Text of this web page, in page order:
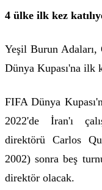
4 ülke ilk kez
Yeşil Burun
Dünya Kupası'na ilk
FIFA Dünya
2022'de İran'ı
direktörü Carlos
2002) sonra beş
direktör olacak.